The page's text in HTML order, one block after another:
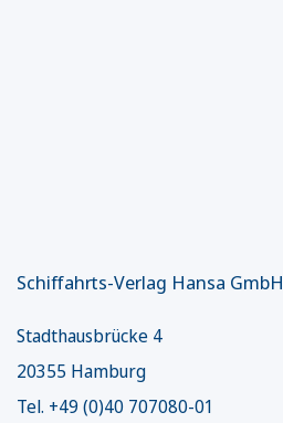
Schiffahrts-Verlag Hansa
Stadthausbrücke 4
20355 Hamburg
Tel. +49 (0)40 707080-01